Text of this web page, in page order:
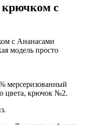
крючком с
с Ананасами
модель просто
мерсеризованный
цвета, крючок №2.